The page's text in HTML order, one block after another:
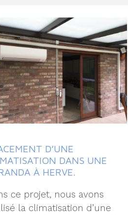
D’UNE
DANS UNE
À HERVE.
ce projet, nous avons
la climatisation d’une